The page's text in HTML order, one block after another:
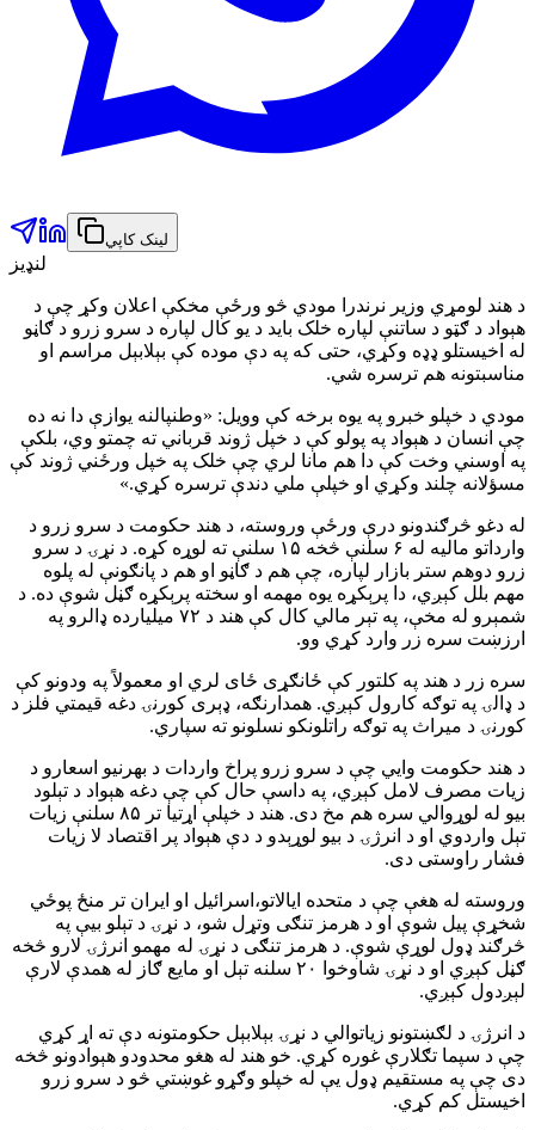
لینک کاپي
لنډیز
د هند لومړي وزیر نرندرا مودي څو ورځې مخکې اعلان وکړ چې د
هېواد د ګټو د ساتنې لپاره خلک باید د یو کال لپاره د سرو زرو د ګاڼو
له اخیستلو ډډه وکړي، حتی که په دې موده کې بېلابېل مراسم او
مناسبتونه هم ترسره شي.
مودي د خپلو خبرو په یوه برخه کې وویل: «وطنپالنه یوازې دا نه ده
چې انسان د هېواد په پولو کې د خپل ژوند قرباني ته چمتو وي، بلکې
په اوسني وخت کې دا هم مانا لري چې خلک په خپل ورځني ژوند کې
مسؤلانه چلند وکړي او خپلې ملي دندې ترسره کړي.»
له دغو څرګندونو درې ورځې وروسته، د هند حکومت د سرو زرو د
وارداتو مالیه له ۶ سلنې څخه ۱۵ سلنې ته لوړه کړه. د نړۍ د سرو
زرو دوهم ستر بازار لپاره، چې هم د ګاڼو او هم د پانګونې له پلوه
مهم بلل کېږي، دا پرېکړه یوه مهمه او سخته پرېکړه ګڼل شوې ده. د
شمېرو له مخې، په تېر مالي کال کې هند د ۷۲ میلیارده ډالرو په
ارزښت سره زر وارد کړي وو.
سره زر د هند په کلتور کې ځانګړی ځای لري او معمولاً په ودونو کې
د ډالۍ په توګه کارول کېږي. همدارنګه، ډېری کورنۍ دغه قیمتي فلز د
کورنۍ د میراث په توګه راتلونکو نسلونو ته سپاري.
د هند حکومت وايي چې د سرو زرو پراخ واردات د بهرنيو اسعارو د
زیات مصرف لامل کېږي، په داسې حال کې چې دغه هېواد د تېلود
بیو له لوړوالي سره هم مخ دی. هند د خپلې اړتیا تر ۸۵ سلنې زیات
تېل واردوي او د انرژۍ د بیو لوړېدو د دې هېواد پر اقتصاد لا زیات
فشار راوستی دی.
وروسته له هغې چې د متحده ایالاتو،اسرائیل او ایران تر منځ پوځي
شخړې پیل شوې او د هرمز تنګی وتړل شو، د نړۍ د تېلو بیې په
څرګند ډول لوړې شوې. د هرمز تنګی د نړۍ له مهمو انرژۍ لارو څخه
ګڼل کېږي او د نړۍ شاوخوا ۲۰ سلنه تېل او مایع ګاز له همدې لارې
لېږدول کېږي.
د انرژۍ د لګښتونو زیاتوالي د نړۍ بېلابېل حکومتونه دې ته اړ کړي
چې د سپما تګلارې غوره کړي. خو هند له هغو محدودو هېوادونو څخه
دی چې په مستقیم ډول یې له خپلو وګړو غوښتي څو د سرو زرو
اخیستل کم کړي.